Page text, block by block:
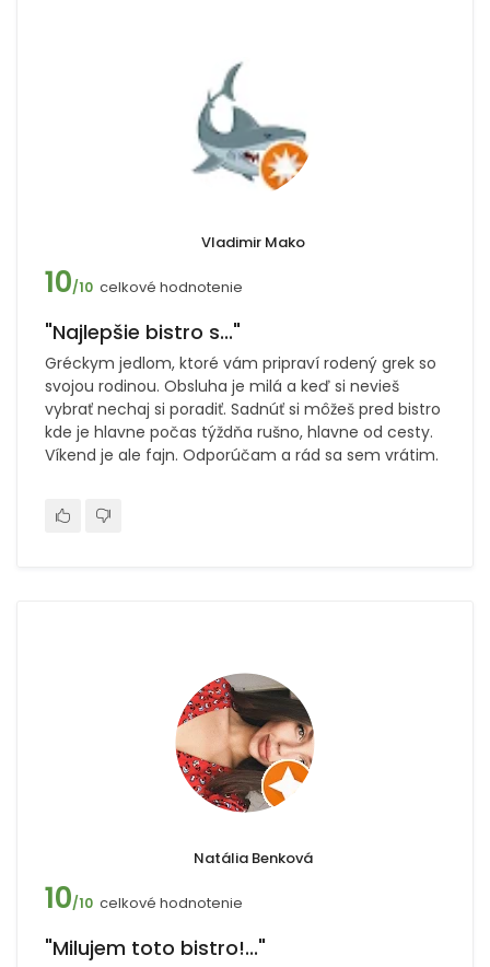
Vladimir Mako
10/10 celkové hodnotenie
"Najlepšie bistro s..."
Gréckym jedlom, ktoré vám pripraví rodený grek so
svojou rodinou. Obsluha je milá a keď si nevieš
vybrať nechaj si poradiť. Sadnúť si môžeš pred bistro
kde je hlavne počas týždňa rušno, hlavne od cesty.
Víkend je ale fajn. Odporúčam a rád sa sem vrátim.
Natália Benková
10/10 celkové hodnotenie
"Milujem toto bistro!..."